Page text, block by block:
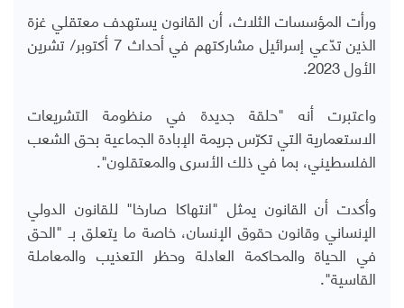
ورأت المؤسسات الثلاث، أن القانون يستهدف معتقلي غزة
الذين تدّعي إسرائيل مشاركتهم في أحداث 7 أكتوبر/ تشرين
الأول 2023.
واعتبرت أنه "حلقة جديدة في منظومة التشريعات
الاستعمارية التي تكرّس جريمة الإبادة الجماعية بحق الشعب
الفلسطيني، بما في ذلك الأسرى والمعتقلون".
وأكدت أن القانون يمثل "انتهاكا صارخا" للقانون الدولي
الإنساني وقانون حقوق الإنسان، خاصة ما يتعلق بـ "الحق
في الحياة والمحاكمة العادلة وحظر التعذيب والمعاملة
القاسية".